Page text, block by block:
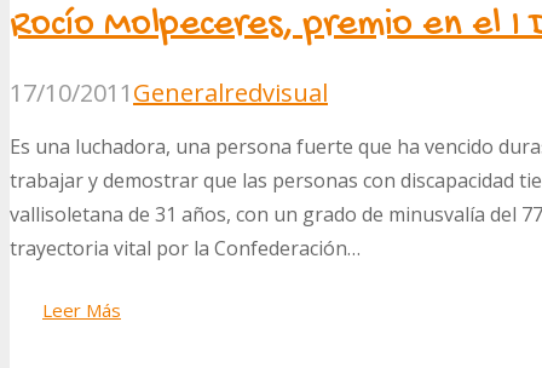
Rocío Molpeceres, premio en el
17/10/2011Generalredvisual
Es una luchadora, una persona fuerte que ha vencido
trabajar y demostrar que las personas con discapacidad
vallisoletana de 31 años, con un grado de minusvalía del
trayectoria vital por la Confederación…
Leer Más